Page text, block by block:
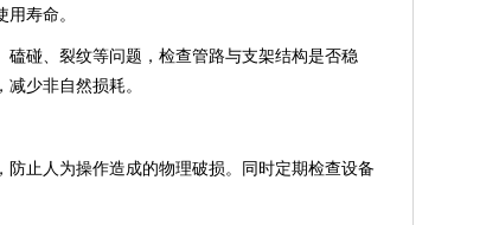
寿命。
碰、裂纹等问题，检查管路与支架结构是否稳
少非自然损耗。
止人为操作造成的物理破损。同时定期检查设备